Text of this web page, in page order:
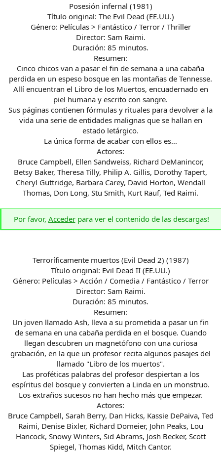
Posesión infernal (1981)
Título original: The Evil Dead (EE.UU.)
Género: Películas > Fantástico / Terror / Thriller
Director: Sam Raimi.
Duración: 85 minutos.
Resumen:
Cinco chicos van a pasar el fin de semana a una cabaña
perdida en un espeso bosque en las montañas de Tennesse.
Allí encuentran el Libro de los Muertos, encuadernado en
piel humana y escrito con sangre.
Sus páginas contienen fórmulas y rituales para devolver a la
vida una serie de entidades malignas que se hallan en
estado letárgico.
La única forma de acabar con ellos es...
Actores:
Bruce Campbell, Ellen Sandweiss, Richard DeManincor,
Betsy Baker, Theresa Tilly, Philip A. Gillis, Dorothy Tapert,
Cheryl Guttridge, Barbara Carey, David Horton, Wendall
Thomas, Don Long, Stu Smith, Kurt Rauf, Ted Raimi.
Por favor, Accederpara ver el contenido de las descargas!
Terroríficamente muertos (Evil Dead 2) (1987)
Título original: Evil Dead II (EE.UU.)
Género: Películas > Acción / Comedia / Fantástico / Terror
Director: Sam Raimi.
Duración: 85 minutos.
Resumen:
Un joven llamado Ash, lleva a su prometida a pasar un fin
de semana en una cabaña perdida en el bosque. Cuando
llegan descubren un magnetófono con una curiosa
grabación, en la que un profesor recita algunos pasajes del
llamado "Libro de los muertos".
Las proféticas palabras del profesor despiertan a los
espíritus del bosque y convierten a Linda en un monstruo.
Los extraños sucesos no han hecho más que empezar.
Actores:
Bruce Campbell, Sarah Berry, Dan Hicks, Kassie DePaiva, Ted
Raimi, Denise Bixler, Richard Domeier, John Peaks, Lou
Hancock, Snowy Winters, Sid Abrams, Josh Becker, Scott
Spiegel, Thomas Kidd, Mitch Cantor.